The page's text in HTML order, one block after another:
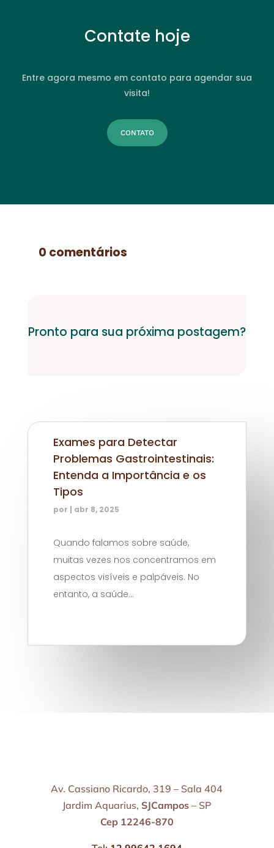
Contate hoje
Entre agora mesmo em contato para agendar sua
visita!
CONTATO
0 comentários
Pronto para sua próxima postagem?
Exames para Detectar
Problemas Gastrointestinais:
Entenda a Importância e os
Tipos
por | abr 8, 2025
Quando falamos sobre saúde,
muitas vezes nos concentramos em
aspectos visíveis e palpáveis. No
entanto, a saúde...
Av. Cassiano Ricardo, 319 – Sala 404
Jardim Aquarius, SJCampos – SP
Cep 12246-870